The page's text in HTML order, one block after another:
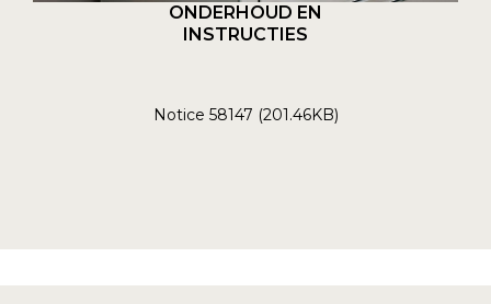
ONDERHOUD EN
INSTRUCTIES
Notice 58147 (201.46KB)